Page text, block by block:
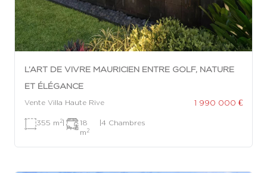
L’ART DE VIVRE MAURICIEN ENTRE GOLF, NATURE
ET ÉLÉGANCE
Vente Villa Haute Rive 1 990 000 €
355 m 2|
18
m 2
|4 Chambres